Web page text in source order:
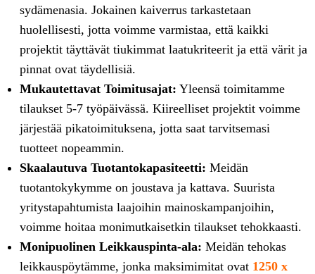
sydämenasia. Jokainen kaiverrus tarkastetaan
huolellisesti, jotta voimme varmistaa, että kaikki
projektit täyttävät tiukimmat laatukriteerit ja että värit ja
pinnat ovat täydellisiä.
Mukautettavat Toimitusajat: Yleensä toimitamme
tilaukset 5-7 työpäivässä. Kiireelliset projektit voimme
järjestää pikatoimituksena, jotta saat tarvitsemasi
tuotteet nopeammin.
Skaalautuva Tuotantokapasiteetti: Meidän
tuotantokykymme on joustava ja kattava. Suurista
yritystapahtumista laajoihin mainoskampanjoihin,
voimme hoitaa monimutkaisetkin tilaukset tehokkaasti.
Monipuolinen Leikkauspinta-ala: Meidän tehokas
leikkauspöytämme, jonka maksimimitat ovat 1250 x